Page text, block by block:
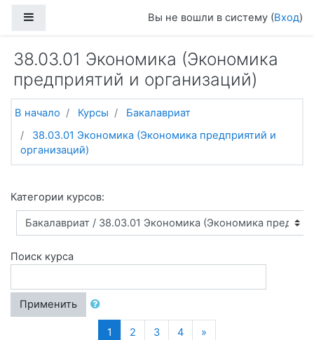
Вы не вошли в систему (Вход)
38.03.01 Экономика (Экономика
предприятий и организаций)
В начало Курсы
Бакалавриат
38.03.01 Экономика (Экономика предприятий и
организаций)
Категории курсов:
Поиск курса
Применить
1 (текущая)
2 3 4 »